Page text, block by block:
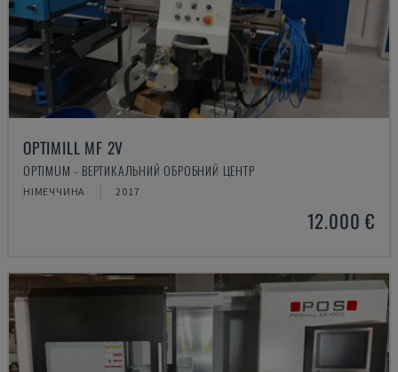
OPTIMILL MF 2V
OPTIMUM - ВЕРТИКАЛЬНИЙ ОБРОБНИЙ ЦЕНТР
НІМЕЧЧИНА 2017
12.000 €